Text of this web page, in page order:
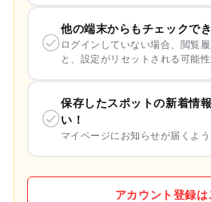
他の端末からもチェックでき
ログインしていない場合、閲覧
と、設定がリセットされる可能
保存したスポットの新着情
い！
マイページにお知らせが届くよ
アカウント登録は